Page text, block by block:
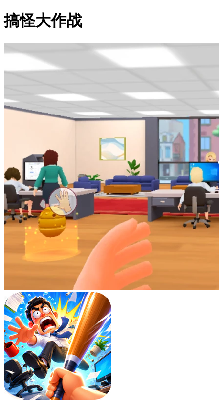
搞怪大作战